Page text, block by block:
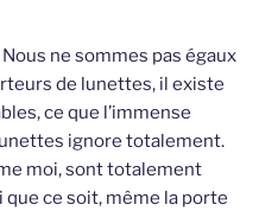
ne sommes pas égaux
de lunettes, il existe
ce que l’immense
ignore totalement.
moi, sont totalement
ce soit, même la porte